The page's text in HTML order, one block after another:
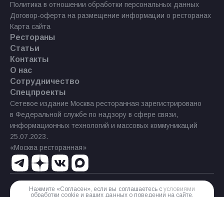
Политика в отношении обработки персональных данных
Договор-оферта на размещение информации о ресторанах
Карта сайта
Рестораны
Статьи
Контакты
О нас
Сотрудничество
Спецпроекты
Сетевое издание Москва ресторанная зарегистрировано
в Федеральной службе по надзору в сфере связи,
информационных технологий и массовых коммуникаций
25.07.2023.
«Москва ресторанная»
Реестровая запись Эл № ФС77−85 644 от 21 июля 2023 г.
Нажмите «Согласен», если вы соглашаетесь с условиями
обработки cookie и ваших данных о поведении на сайте,